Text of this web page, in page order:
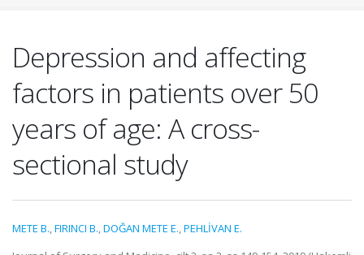
Depression and affecting
factors in patients over 50
years of age: A cross-
sectional study
METE B.,FIRINCI B.,DOĞAN METE E.,PEHLİVAN E.